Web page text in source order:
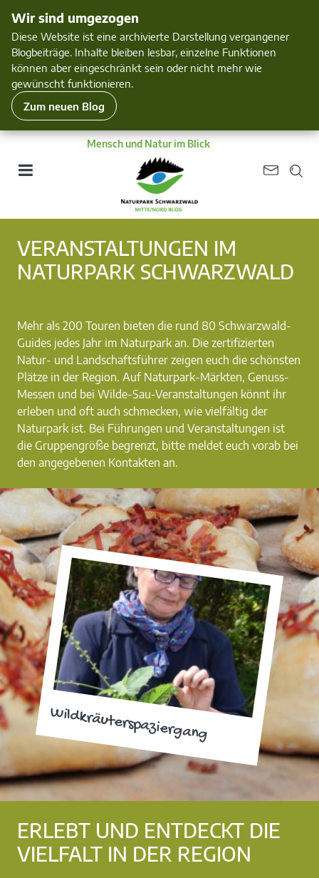
Wir sind umgezogen
Diese Website ist eine archivierte Darstellung vergangener
Blogbeiträge. Inhalte bleiben lesbar, einzelne Funktionen
können aber eingeschränkt sein oder nicht mehr wie
gewünscht funktionieren.
Zum neuen Blog
Mensch und Natur im Blick
Wildkräuterspaziergang
VERANSTALTUNGEN IM
NATURPARK SCHWARZWALD
Mehr als 200 Touren bieten die rund 80 Schwarzwald-
Guides jedes Jahr im Naturpark an. Die zertifizierten
Natur- und Landschaftsführer zeigen euch die schönsten
Plätze in der Region. Auf Naturpark-Märkten, Genuss-
Messen und bei Wilde-Sau-Veranstaltungen könnt ihr
erleben und oft auch schmecken, wie vielfältig der
Naturpark ist. Bei Führungen und Veranstaltungen ist
die Gruppengröße begrenzt, bitte meldet euch vorab bei
den angegebenen Kontakten an.
ERLEBT UND ENTDECKT DIE
VIELFALT IN DER REGION